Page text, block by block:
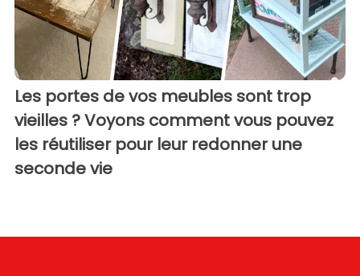
Les portes de vos meubles sont trop
vieilles ? Voyons comment vous pouvez
les réutiliser pour leur redonner une
seconde vie